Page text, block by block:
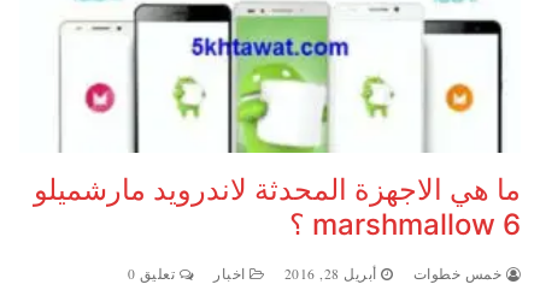
ما هي الاجهزة المحدثة لاندرويد مارشميلو
6 marshmallow ؟
خمس خطوات أبريل 28, 2016 اخبار تعليق 0